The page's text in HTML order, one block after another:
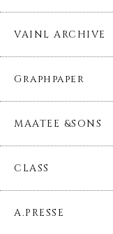
VAINL ARCHIVE
Graphpaper
MAATEE &SONS
CLASS
A.PRESSE